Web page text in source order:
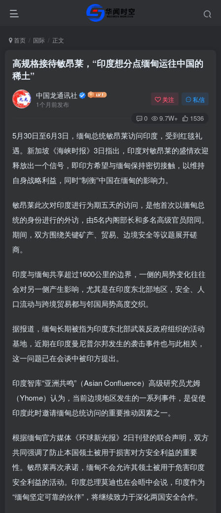
首页 国际 正文
高规格接待敏昂莱，“印度想分点缅甸运往中国的
稀土”
中国龙通讯社
1个月前发布
关注 私信
0 9.7W+ 1536
5月30日至6月3日，缅甸总统敏昂莱访问印度，受到红毯礼
遇。新加坡《海峡时报》3日指出，印度对敏昂莱的盛情欢迎
释放出一个信号，即印方希望与缅甸保持密切接触，以维持
自身战略利益，同时“制衡”中国在缅甸的影响力。
敏昂莱此次对印度进行为期五天的访问，是他首次以缅甸总
统的身份进行的外访，由5名内阁部长和多名高级官员陪同。
期间，双方围绕关键矿产、贸易、边境安全等议题展开磋
商。
印度与缅甸共享超过1600公里的边界，一侧的局势变化往往
会对另一侧产生影响，尤其是在印度东北部地区，安全、人
口流动与跨境贸易都与邻国局势高度交织。
据报道，缅甸长期被指为印度东北部武装反政府组织的活动
基地，近期在印度曼尼普尔邦发生的袭击事件也与此相关，
这一问题已在会谈中被印方提出。
印度智库“亚洲共鸣”（Asian Confluence）高级研究员尤姆
（Yhome）认为，当前边境地区发生的一系列事件，是促使
印度此时邀请缅甸总统访问的重要推动因素之一。
根据缅甸官方媒体《环球新光报》2日刊登的联合声明，双方
共同强调了防止本国领土被用于损害对方安全利益的重要
性。敏昂莱再次承诺，缅甸不会允许其领土被用于危害印度
安全利益的活动。印度总理莫迪也在会晤中会说，印度作为
“缅甸坚定可靠的伙伴”，将继续致力于深化两国安全合作。